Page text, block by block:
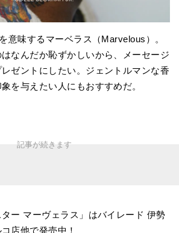
意味するマーベラス（Marvelous）。
なんだか恥ずかしいから、メーセージ
ゼントにしたい。ジェントルマンな香
を与えたい人にもおすすめだ。
ー マーヴェラス」はバイレード 伊勢
店他で発売中！